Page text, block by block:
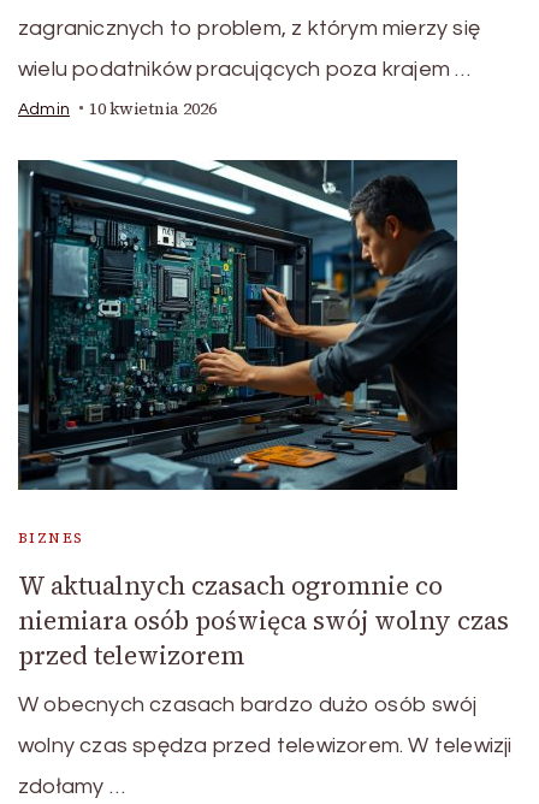
zagranicznych to problem, z którym mierzy się
wielu podatników pracujących poza krajem …
Admin 10 kwietnia 2026
BIZNES
W aktualnych czasach ogromnie co
niemiara osób poświęca swój wolny czas
przed telewizorem
W obecnych czasach bardzo dużo osób swój
wolny czas spędza przed telewizorem. W telewizji
zdołamy …